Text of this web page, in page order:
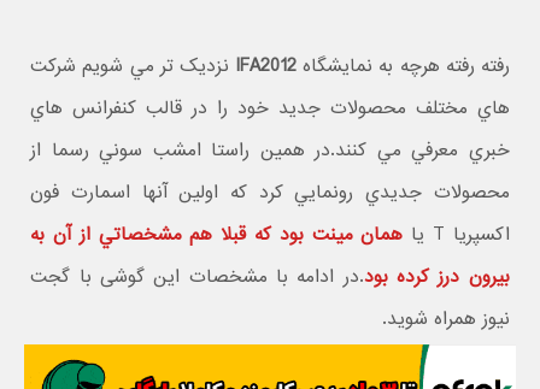
رفته رفته هرچه به نمايشگاه IFA2012 نزديک تر مي شويم شرکت
هاي مختلف محصولات جديد خود را در قالب کنفرانس هاي
خبري معرفي مي کنند.در همين راستا امشب سوني رسما از
محصولات جديدي رونمايي کرد که اولين آنها اسمارت فون
اکسپريا T يا
همان مينت بود که قبلا هم مشخصاتي از آن به
بيرون درز کرده بود.در ادامه با مشخصات این گوشی با گجت
نیوز همراه شوید.